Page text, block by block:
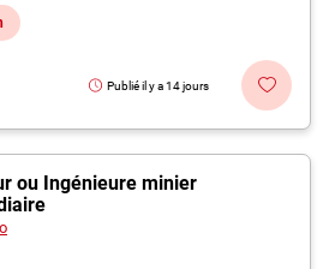
Publié il y a 14 jours
ou Ingénieure minier